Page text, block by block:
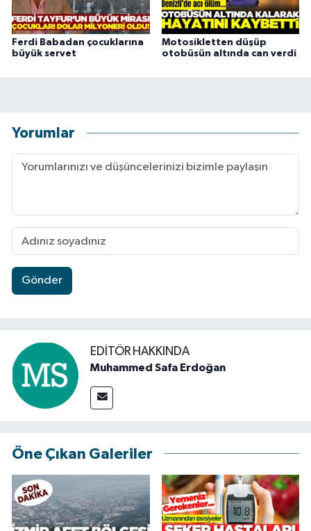
Ferdi Babadan çocuklarına
büyük servet
Motosikletten düşüp
otobüsün altında can verdi
Yorumlar
Gönder
EDITÖR HAKKINDA
Muhammed Safa Erdoğan
Öne Çıkan Galeriler